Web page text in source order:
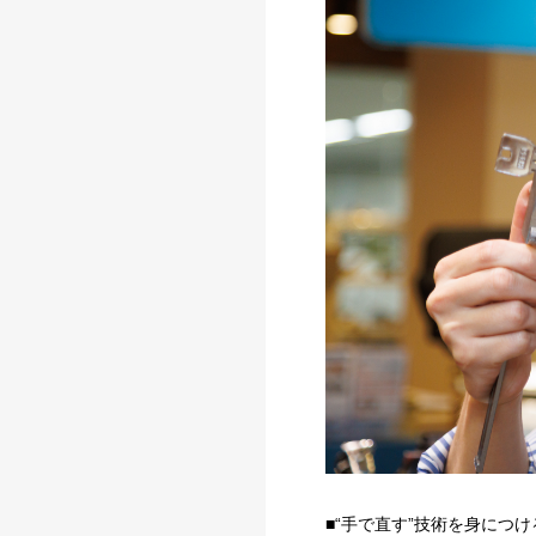
■“手で直す”技術を身につ